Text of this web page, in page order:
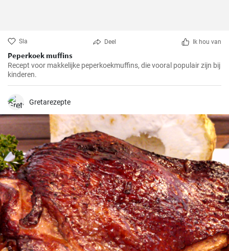
Sla Deel Ik hou van
Peperkoek muffins
Recept voor makkelijke peperkoekmuffins, die vooral populair zijn bij
kinderen.
Gretarezepte